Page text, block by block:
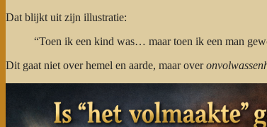
Dat blijkt uit zijn illustratie:
“Toen ik een kind was… maar toen ik een man
Dit gaat niet over hemel en aarde, maar over